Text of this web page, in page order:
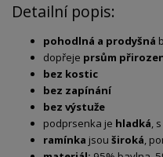
Detailní popis:
pohodlná a prodyšná
dopřeje prsům
bez kostic
bez zapínání
bez výstuže
podprsenka je hladká,
ramínka jsou široká,